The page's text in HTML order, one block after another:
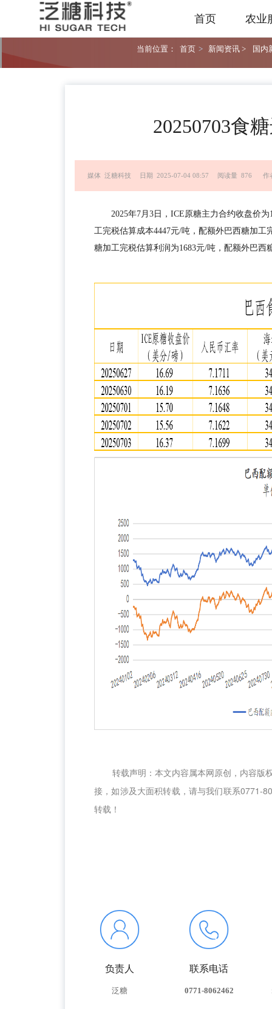
首页 农业
当前位置： 首页 > 新闻资讯 > 国内
20250703食
媒体 泛糖科技 日期 2025-07-04 08:57 阅读量 876 作
2025年7月3日，ICE原糖主力合约收盘价
工完税估算成本4447元/吨，配额外巴西糖加
糖加工完税估算利润为1683元/吨，配额外巴西
转载声明：本文内容属本网原创，内容版
接，如涉及大面积转载，请与我们联系0771-
转载！
负责人
泛糖
联系电话
0771-8062462